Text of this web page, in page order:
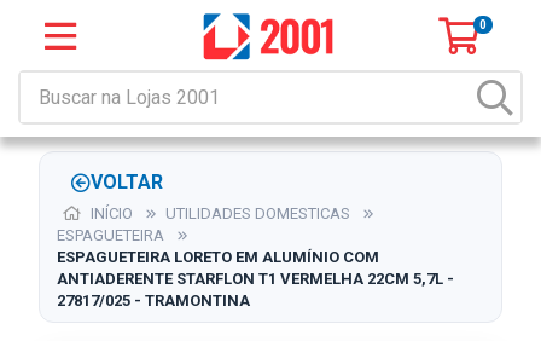
0
VOLTAR
INÍCIO
UTILIDADES DOMESTICAS
ESPAGUETEIRA
ESPAGUETEIRA LORETO EM ALUMÍNIO COM
ANTIADERENTE STARFLON T1 VERMELHA 22CM 5,7L -
27817/025 - TRAMONTINA